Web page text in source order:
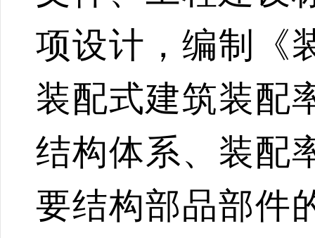
项设计，编制《
装配式建筑装配
结构体系、装配
要结构部品部件